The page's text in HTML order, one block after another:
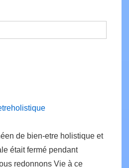
de bien-etre holistique et
était fermé pendant
redonnons Vie à ce